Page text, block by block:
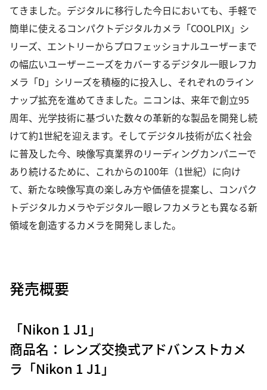
てきました。デジタルに移行した今日においても、手軽で
簡単に使えるコンパクトデジタルカメラ「COOLPIX」シ
リーズ、エントリーからプロフェッショナルユーザーまで
の幅広いユーザーニーズをカバーするデジタル一眼レフカ
メラ「D」シリーズを積極的に投入し、それぞれのライン
ナップ拡充を進めてきました。ニコンは、来年で創立95
周年、光学技術に基づいた数々の革新的な製品を開発し続
けて約1世紀を迎えます。そしてデジタル技術が広く社会
に普及した今、映像写真業界のリーディングカンパニーで
あり続けるために、これからの100年（1世紀）に向け
て、新たな映像写真の楽しみ方や価値を提案し、コンパク
トデジタルカメラやデジタル一眼レフカメラとも異なる新
領域を創造するカメラを開発しました。
発売概要
「Nikon 1 J1」
商品名：レンズ交換式アドバンストカメ
ラ「Nikon 1 J1」